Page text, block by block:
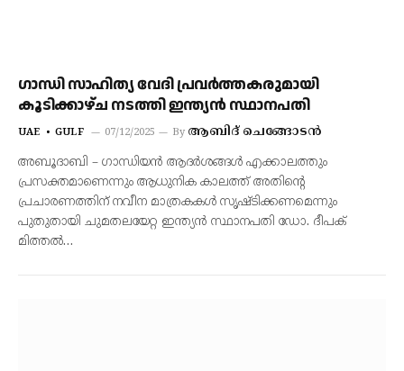
ഗാന്ധി സാഹിത്യ വേദി പ്രവർത്തകരുമായി
കൂടിക്കാഴ്ച നടത്തി ഇന്ത്യൻ സ്ഥാനപതി
UAE GULF 07/12/2025 By ആബിദ് ചെങ്ങോടൻ
അബൂദാബി – ഗാന്ധിയൻ ആദർശങ്ങൾ എക്കാലത്തും
പ്രസക്തമാണെന്നും ആധുനിക കാലത്ത് അതിന്റെ
പ്രചാരണത്തിന് നവീന മാത്രകകൾ സൃഷ്ടിക്കണമെന്നും
പുതുതായി ചുമതലയേറ്റ ഇന്ത്യൻ സ്ഥാനപതി ഡോ. ദീപക്
മിത്തൽ…